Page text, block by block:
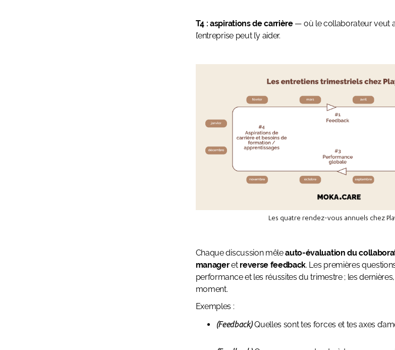
T4 : aspirations de carrière— où le collaborateur veut
l’entreprise peut l’y aider.
Les quatre rendez-vous annuels chez
Chaque discussion mêleauto-évaluation du
manageret reverse feedback. Les premières
performance et les réussites du trimestre ; les
moment.
Exemples :
(Feedback)Quelles sont tes forces et tes axes